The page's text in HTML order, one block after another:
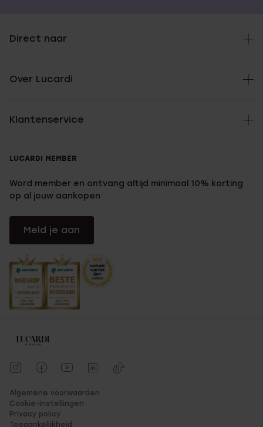
Direct naar
Over Lucardi
Klantenservice
LUCARDI MEMBER
Word member en ontvang altijd minimaal 10% korting
op al jouw aankopen
Meld je aan
Algemene voorwaarden
Cookie-instellingen
Privacy policy
Toegankelijkheid